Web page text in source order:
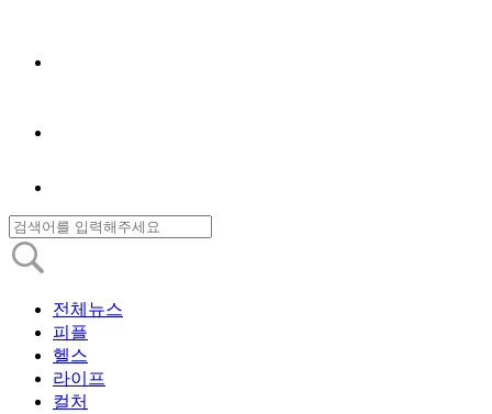
전체뉴스
피플
헬스
라이프
컬처